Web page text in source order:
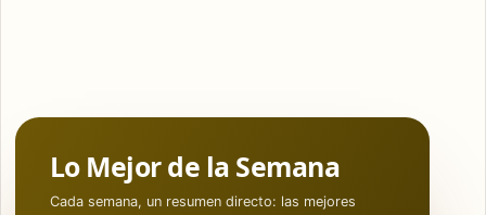
Lo Mejor de la Semana
Cada semana, un resumen directo: las mejores